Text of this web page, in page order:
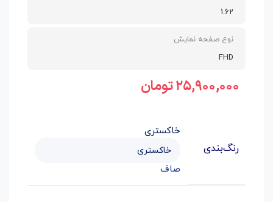
1.62
نوع صفحه نمایش
FHD
۲۵,۹۰۰,۰۰۰تومان
رنگ‌بندی
خاکستری
صاف